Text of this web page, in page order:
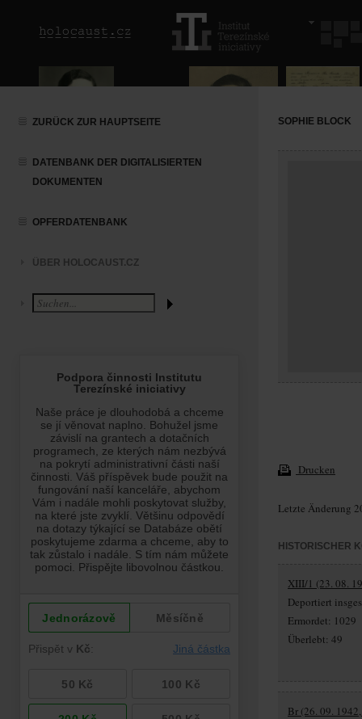
ZURÜCK ZUR HAUPTSEITE
DATENBANK DER DIGITALISIERTEN
DOKUMENTEN
OPFERDATENBANK
ÜBER HOLOCAUST.CZ
SOPHIE BLOCK
Drucken
Letzte Änderung
HISTORISCHER
XIII/1 (23. 08.
Deportiert
Ermordet: 1029
Überlebt: 49
Br (26. 09.